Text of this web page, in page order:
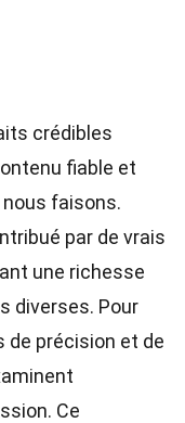
crédibles
fiable et
faisons.
par de vrais
une richesse
diverses. Pour
de précision et de
Ce